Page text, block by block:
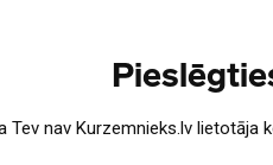
Tev nav Kurzemnieks.lv lietotāja